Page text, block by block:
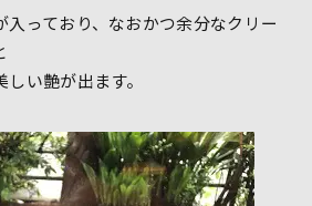
入っており、なおかつ余分なクリー
い艶が出ます。